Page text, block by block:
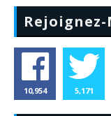
Rejoignez-
10,954 5,171